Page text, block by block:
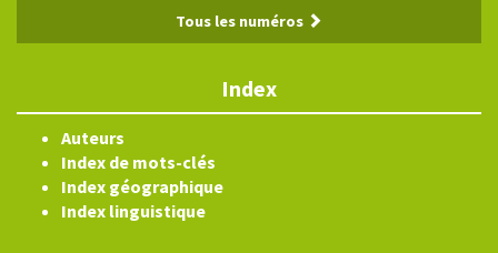
Tous les numéros
Index
Auteurs
Index de mots-clés
Index géographique
Index linguistique